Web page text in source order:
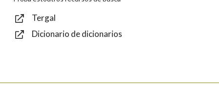
Tergal
Dicionario de dicionarios